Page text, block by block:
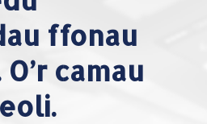
ffonau
camau